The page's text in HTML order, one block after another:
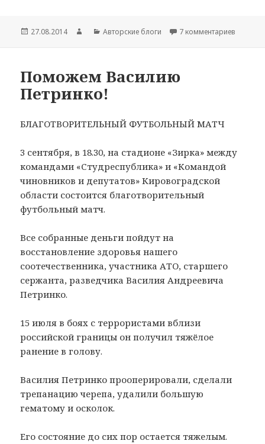
Опубликовано
27.08.2014 АвторРубрики
Авторские блоги 7 комментариев
Поможем Василию
Петринко!
БЛАГОТВОРИТЕЛЬНЫЙ ФУТБОЛЬНЫЙ МАТЧ
3 сентября, в 18.30, на стадионе «Зирка» между
командами «Студреспублика» и «Командой
чиновников и депутатов» Кировоградской
области состоится благотворительный
футбольный матч.
Все собранные деньги пойдут на
восстановление здоровья нашего
соотечественника, участника АТО, старшего
сержанта, разведчика Василия Андреевича
Петринко.
15 июля в боях с террористами вблизи
российской границы он получил тяжёлое
ранение в голову.
Василия Петринко прооперировали, сделали
трепанацию черепа, удалили большую
гематому и осколок.
Его состояние до сих пор остается тяжелым.